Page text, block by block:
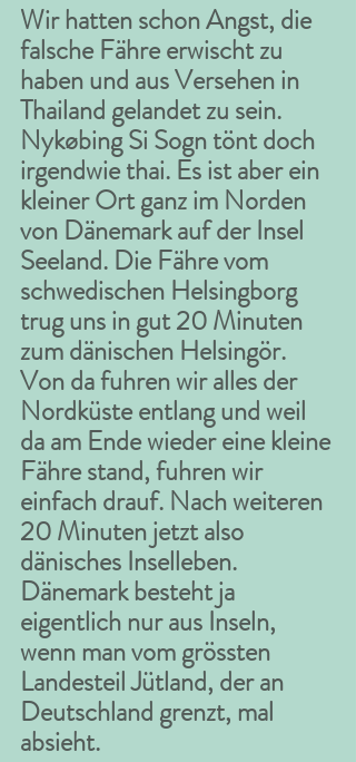
Wir hatten schon Angst, die
falsche Fähre erwischt zu
haben und aus Versehen in
Thailand gelandet zu sein.
Nykøbing Si Sogn tönt doch
irgendwie thai. Es ist aber ein
kleiner Ort ganz im Norden
von Dänemark auf der Insel
Seeland. Die Fähre vom
schwedischen Helsingborg
trug uns in gut 20 Minuten
zum dänischen Helsingör.
Von da fuhren wir alles der
Nordküste entlang und weil
da am Ende wieder eine kleine
Fähre stand, fuhren wir
einfach drauf. Nach weiteren
20 Minuten jetzt also
dänisches Inselleben.
Dänemark besteht ja
eigentlich nur aus Inseln,
wenn man vom grössten
Landesteil Jütland, der an
Deutschland grenzt, mal
absieht.